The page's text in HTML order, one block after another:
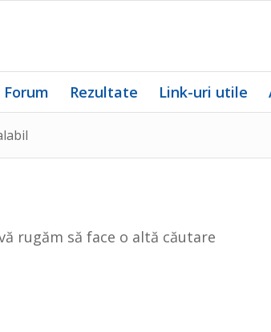
Forum Rezultate Link-uri utile
rugăm să face o altă căutare